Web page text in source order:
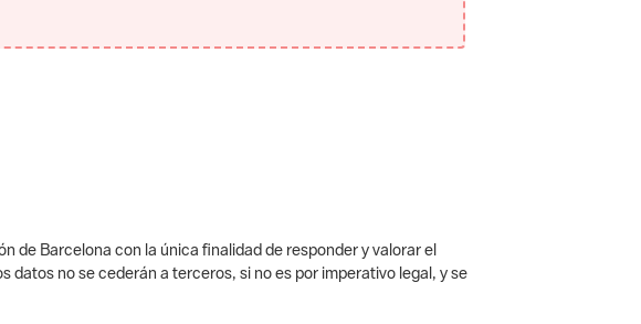
de Barcelona con la única finalidad de responder y valorar el
no se cederán a terceros, si no es por imperativo legal, y se